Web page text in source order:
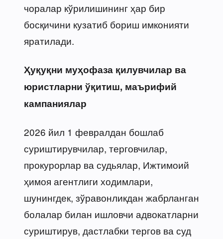
чоралар кўрилишининг ҳар бир
босқичини кузатиб бориш имконияти
яратилади.
Ҳуқуқни муҳофаза қилувчилар ва
юристларни ўқитиш, маърифий
кампаниялар
2026 йил 1 февралдан бошлаб
суриштирувчилар, терговчилар,
прокурорлар ва судьялар, Ижтимоий
ҳимоя агентлиги ходимлари,
шунингдек, зўравонликдан жабрланган
болалар билан ишловчи адвокатларни
суриштирув, дастлабки тергов ва суд